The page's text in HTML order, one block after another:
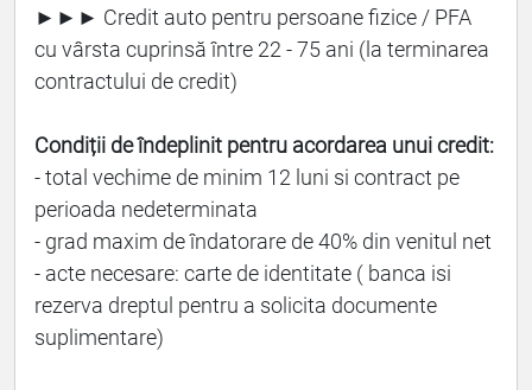
►►► Credit auto pentru persoane fizice / PFA
cu vârsta cuprinsă între 22 - 75 ani (la terminarea
contractului de credit)
Condiții de îndeplinit pentru acordarea unui credit:
- total vechime de minim 12 luni si contract pe
perioada nedeterminata
- grad maxim de îndatorare de 40% din venitul net
- acte necesare: carte de identitate ( banca isi
rezerva dreptul pentru a solicita documente
suplimentare)